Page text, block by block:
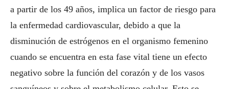
a partir de los 49 años, implica un factor de riesgo para
la enfermedad cardiovascular, debido a que la
disminución de estrógenos en el organismo femenino
cuando se encuentra en esta fase vital tiene un efecto
negativo sobre la función del corazón y de los vasos